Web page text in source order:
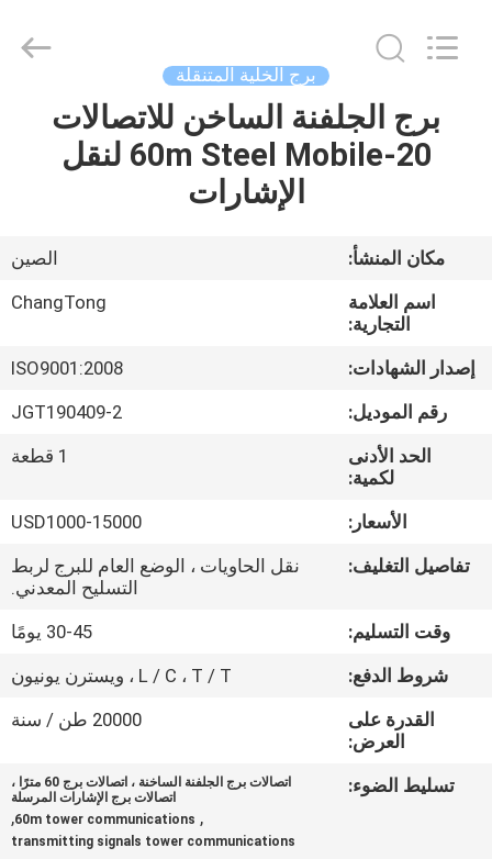
مسكن
معلومات
جولة
المعمل
مراقبة
الجودة
اتصل
أخبار
اطلب
Structure
برج الخلية المتنقلة
برج الجلفنة الساخن للاتصالات
20-60m Steel Mobile لنقل
الإشارات
مكان المنشأ:
الصين
اسم العلامة
التجارية:
ChangTong
إصدار الشهادات:
ISO9001:2008
رقم الموديل:
JGT190409-2
الحد الأدنى
لكمية:
1 قطعة
الأسعار:
USD1000-15000
تفاصيل التغليف:
نقل الحاويات ، الوضع العام للبرج لربط
التسليح المعدني.
وقت التسليم:
30-45 يومًا
شروط الدفع:
L / C ، T / T ، ويسترن يونيون
القدرة على
العرض:
20000 طن / سنة
تسليط الضوء:
اتصالات برج الجلفنة الساخنة ، اتصالات برج 60 مترًا ،
اتصالات برج الإشارات المرسلة
,
60m tower communications
,
transmitting signals tower communications